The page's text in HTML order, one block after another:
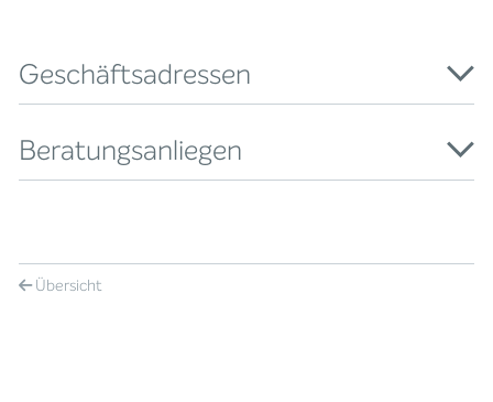
Geschäftsadressen
Beratungsanliegen
Übersicht